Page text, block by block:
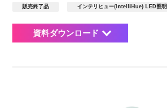
販売終了品 インテリヒュー(IntelliHue) LED照明
資料ダウンロード